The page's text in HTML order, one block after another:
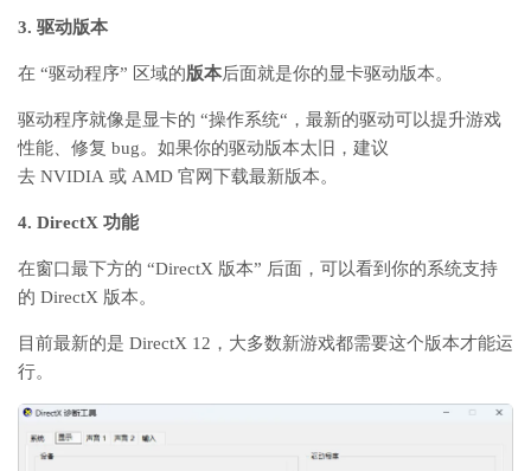
3. 驱动版本
在 “驱动程序” 区域的版本后面就是你的显卡驱动版本。
驱动程序就像是显卡的 “操作系统“ ，最新的驱动可以提升游戏
性能、修复 bug。 如果你的驱动版本太旧，建议
去 NVIDIA 或 AMD 官网下载最新版本。
4. DirectX 功能
在窗口最下方的 “DirectX 版本” 后面，可以看到你的系统支持
的 DirectX 版本。
目前最新的是 DirectX 12 ，大多数新游戏都需要这个版本才能运
行。